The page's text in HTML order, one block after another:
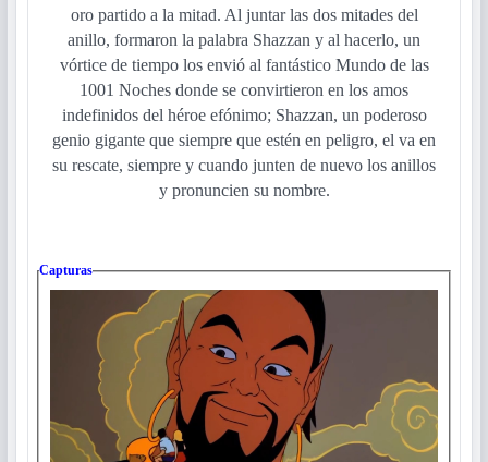
oro partido a la mitad. Al juntar las dos mitades del
anillo, formaron la palabra Shazzan y al hacerlo, un
vórtice de tiempo los envió al fantástico Mundo de las
1001 Noches donde se convirtieron en los amos
indefinidos del héroe efónimo; Shazzan, un poderoso
genio gigante que siempre que estén en peligro, el va en
su rescate, siempre y cuando junten de nuevo los anillos
y pronuncien su nombre.
Capturas